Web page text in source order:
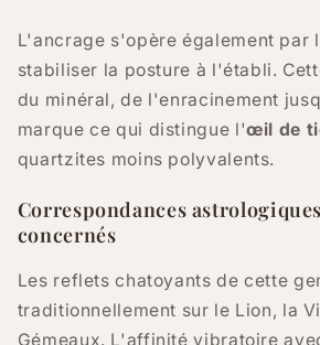
L'ancrage s'opère également par
stabiliser la posture à l'établi.
du minéral, de l'enracinement
marque ce qui distingue l'œil de
quartzites moins polyvalents.
Correspondances
concernés
Les reflets chatoyants de cette
traditionnellement sur le Lion, la
Gémeaux. L'affinité vibratoire